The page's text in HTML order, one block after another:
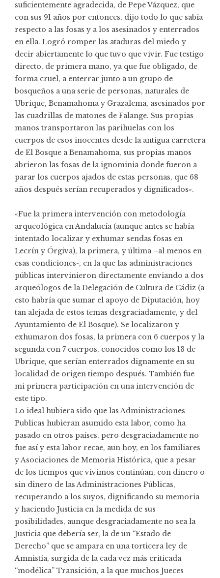
suficientemente agradecida, de Pepe Vázquez, que
con sus 91 años por entonces, dijo todo lo que sabía
respecto a las fosas y a los asesinados y enterrados
en ella. Logró romper las ataduras del miedo y
decir abiertamente lo que tuvo que vivir. Fue testigo
directo, de primera mano, ya que fue obligado, de
forma cruel, a enterrar junto a un grupo de
bosqueños a una serie de personas, naturales de
Ubrique, Benamahoma y Grazalema, asesinados por
las cuadrillas de matones de Falange. Sus propias
manos transportaron las parihuelas con los
cuerpos de esos inocentes desde la antigua carretera
de El Bosque a Benamahoma, sus propias manos
abrieron las fosas de la ignominia donde fueron a
parar los cuerpos ajados de estas personas, que 68
años después serían recuperados y dignificados».
«Fue la primera intervención con metodología
arqueológica en Andalucía (aunque antes se había
intentado localizar y exhumar sendas fosas en
Lecrín y Órgiva), la primera, y última –al menos en
esas condiciones-, en la que las administraciones
públicas intervinieron directamente enviando a dos
arqueólogos de la Delegación de Cultura de Cádiz (a
esto habría que sumar el apoyo de Diputación, hoy
tan alejada de estos temas desgraciadamente, y del
Ayuntamiento de El Bosque). Se localizaron y
exhumaron dos fosas, la primera con 6 cuerpos y la
segunda con 7 cuerpos, conocidos como los 13 de
Ubrique, que serían enterrados dignamente en su
localidad de origen tiempo después. También fue
mi primera participación en una intervención de
este tipo.
Lo ideal hubiera sido que las Administraciones
Publicas hubieran asumido esta labor, como ha
pasado en otros países, pero desgraciadamente no
fue así y esta labor recae, aun hoy, en los familiares
y Asociaciones de Memoria Histórica, que a pesar
de los tiempos que vivimos continúan, con dinero o
sin dinero de las Administraciones Públicas,
recuperando a los suyos, dignificando su memoria
y haciendo Justicia en la medida de sus
posibilidades, aunque desgraciadamente no sea la
Justicia que debería ser, la de un “Estado de
Derecho” que se ampara en una torticera ley de
Amnistía, surgida de la cada vez más criticada
“modélica” Transición, a la que muchos Jueces